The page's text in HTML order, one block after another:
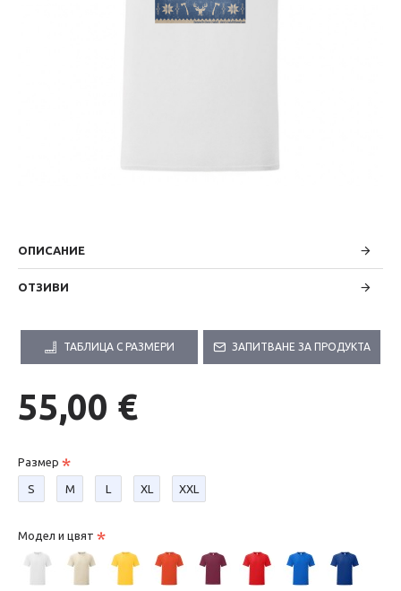
ОПИСАНИЕ
ОТЗИВИ
ТАБЛИЦА С РАЗМЕРИ ЗАПИТВАНЕ ЗА ПРОДУКТА
55,00 €
Размер
S М L XL XXL
Модел и цвят